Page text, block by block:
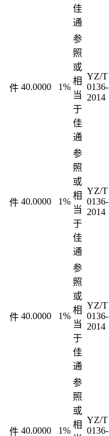
佳
通
件 40.0000 1%
参
照
或
相
当
于
佳
通
YZ/T
0136-
2014
件 40.0000 1%
参
照
或
相
当
于
佳
通
YZ/T
0136-
2014
件 40.0000 1%
参
照
或
相
当
于
佳
通
YZ/T
0136-
2014
件 40.0000 1%
参
照
或
相 YZ/T
0136-